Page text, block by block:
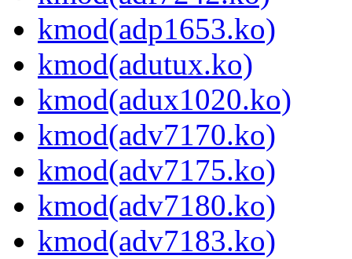
kmod(adp1653.ko)
kmod(adutux.ko)
kmod(adux1020.ko)
kmod(adv7170.ko)
kmod(adv7175.ko)
kmod(adv7180.ko)
kmod(adv7183.ko)